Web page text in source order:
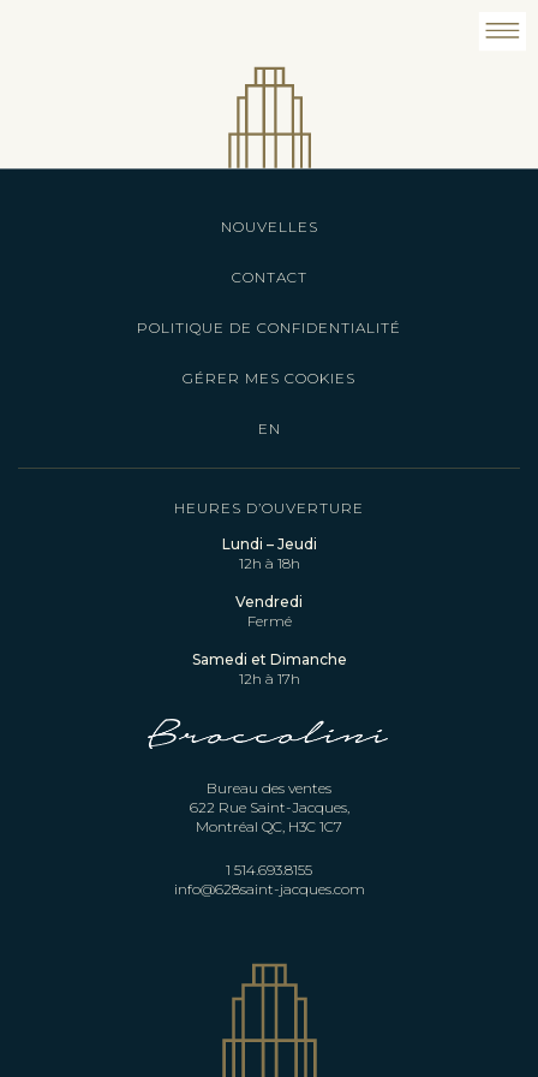
Bureau des ventes
622 Rue Saint-Jacques,
Montréal QC, H3C 1C7
1 514.693.8155
info@628saint-jacques.com
HEURES D’OUVERTURE
Lundi – Jeudi
12h à 18h
Vendredi
Fermé
Samedi et Dimanche
12h à 17h
NOUVELLES
CONTACT
POLITIQUE DE CONFIDENTIALITÉ
GÉRER MES COOKIES
EN